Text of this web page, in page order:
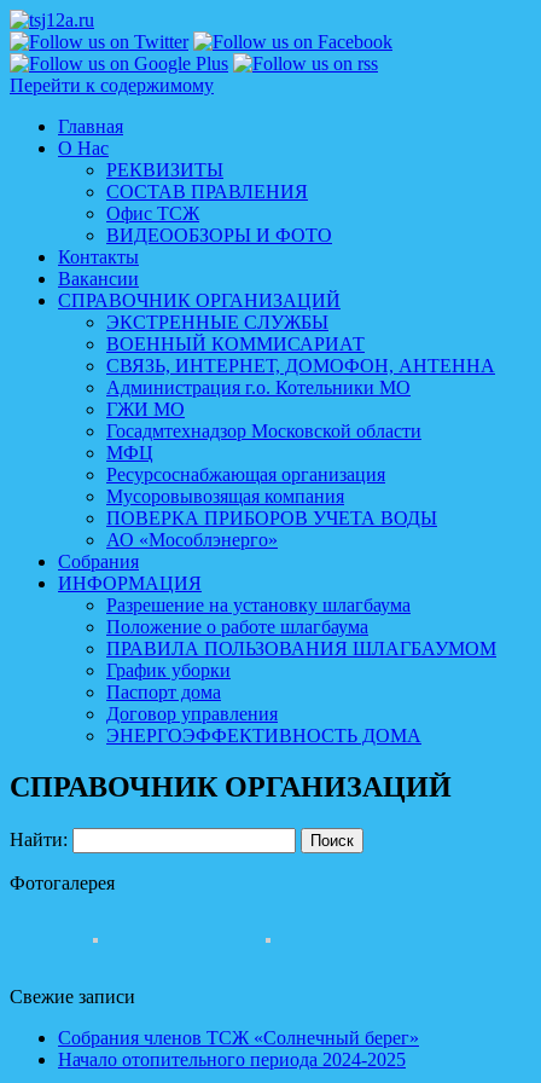
Перейти к содержимому
Главная
О Нас
РЕКВИЗИТЫ
СОСТАВ ПРАВЛЕНИЯ
Офис ТСЖ
ВИДЕООБЗОРЫ И ФОТО
Контакты
Вакансии
СПРАВОЧНИК ОРГАНИЗАЦИЙ
ЭКСТРЕННЫЕ СЛУЖБЫ
ВОЕННЫЙ КОММИСАРИАТ
СВЯЗЬ, ИНТЕРНЕТ, ДОМОФОН, АНТЕННА
Администрация г.о. Котельники МО
ГЖИ МО
Госадмтехнадзор Московской области
МФЦ
Ресурсоснабжающая организация
Мусоровывозящая компания
ПОВЕРКА ПРИБОРОВ УЧЕТА ВОДЫ
АО «Мособлэнерго»
Собрания
ИНФОРМАЦИЯ
Разрешение на установку шлагбаума
Положение о работе шлагбаума
ПРАВИЛА ПОЛЬЗОВАНИЯ ШЛАГБАУМОМ
График уборки
Паспорт дома
Договор управления
ЭНЕРГОЭФФЕКТИВНОСТЬ ДОМА
СПРАВОЧНИК ОРГАНИЗАЦИЙ
Найти:
Фотогалерея
Свежие записи
Собрания членов ТСЖ «Солнечный берег»
Начало отопительного периода 2024-2025